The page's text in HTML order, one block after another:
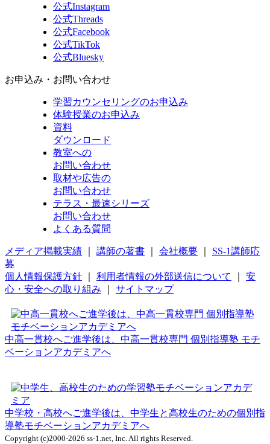
公式Instagram
公式Threads
公式Facebook
公式TikTok
公式Bluesky
お申込み・お問い合わせ
学習カウンセリングのお申込み
体験授業のお申込み
資料
ダウンロード
教室への
お問い合わせ
取材や広告の
お問い合わせ
テラス・最速シリーズ
お問い合わせ
よくある質問
メディア掲載実績 講師の著書 会社概要
SS-1講師応
募
個人情報保護方針
利用者情報の外部送信について
安
心・安全への取り組み
サイトマップ
中高一貫校へご進学後は、中高一貫校専門 個別指導塾 モチ
ベーションアカデミアへ
中学校・高校へご進学後は、中学生と高校生のための個別指
導塾モチベーションアカデミアへ
Copyright (c)2000-2026 ss-1.net, Inc. All rights Reserved.